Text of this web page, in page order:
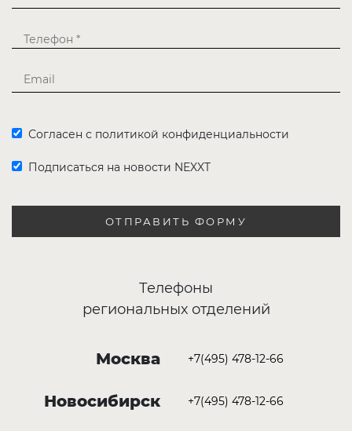
Согласен с политикой конфиденциальности
Подписаться на новости NEXXT
ОТПРАВИТЬ ФОРМУ
Телефоны
региональных отделений
Москва +7(495) 478-12-66
Новосибирск +7(495) 478-12-66